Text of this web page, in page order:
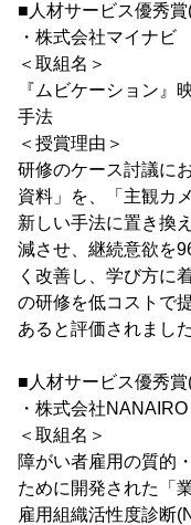
■人材サービス優秀
・株式会社マイナビ
＜取組名＞
『ムビケーション』
手法
＜授賞理由＞
研修のケース討議に
資料」を、「主観カ
新しい手法に置き換
減させ、継続意欲を
く改善し、学び方に
の研修を低コストで
あると評価されました
■人材サービス優秀
・株式会社NANAIRO
＜取組名＞
障がい者雇用の質的
ために開発された「
雇用組織活性度診断